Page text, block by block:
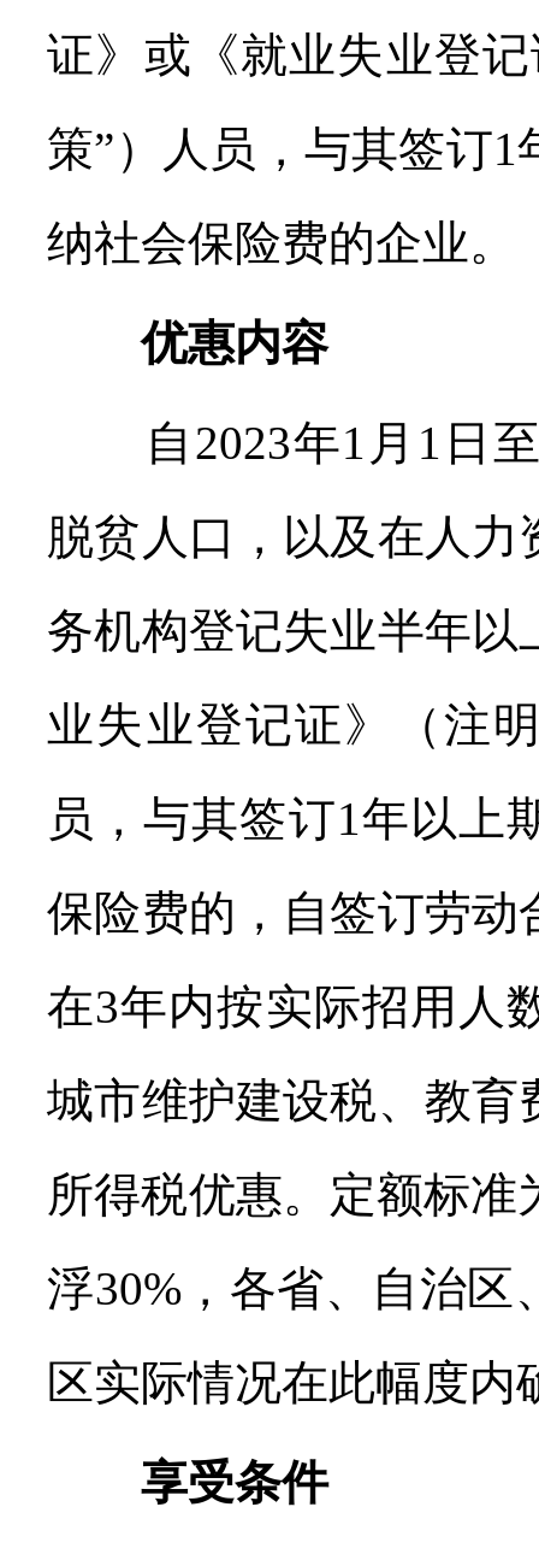
证》或《就业失业登
策”）人员，与其签订
纳社会保险费的企业。
优惠内容
自2023年1月1日至
脱贫人口，以及在人
务机构登记失业半年
业失业登记证》（注
员，与其签订1年以上
保险费的，自签订劳
在3年内按实际招用人
城市维护建设税、教
所得税优惠。定额标准
浮30%，各省、自治
区实际情况在此幅度内
享受条件